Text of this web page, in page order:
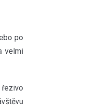
po
velmi
řezivo